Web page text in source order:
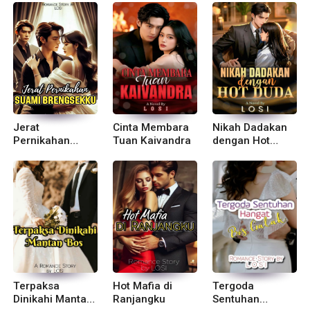
Jerat
Pernikahan
Brengsekku
Cinta Membara
Tuan Kaivandra
Nikah Dadakan
dengan Hot
Terpaksa
Dinikahi Mantan
Hot Mafia di
Ranjangku
Tergoda
Sentuhan